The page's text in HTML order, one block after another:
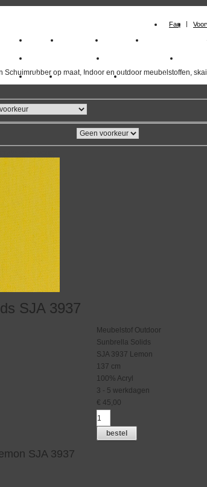
Faq
op maat, Indoor en outdoor meubelstoffen,
Home Meubelstof Kunstleer
milano_outdoorstoffen skai kunstleer kopen
Outlet Meubelstof indoor duurzaam
SJA 3937
Meubelstof Outdoor
Sunbrella Solids
SJA 3937 Lemon
137 cm
100% Acryl
3 - 5 werkdagen
€ 45,00
bestel
SJA 3937